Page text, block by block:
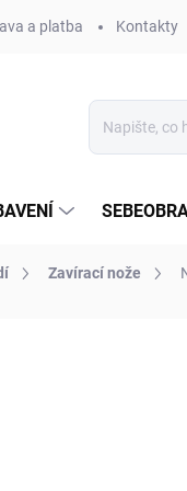
a platba Kontakty
Zavírací nože